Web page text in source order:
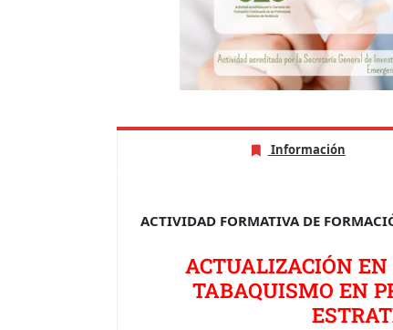
Información
ACTIVIDAD FORMATIVA DE
ACTUALIZACIÓN EN
TABAQUISMO EN